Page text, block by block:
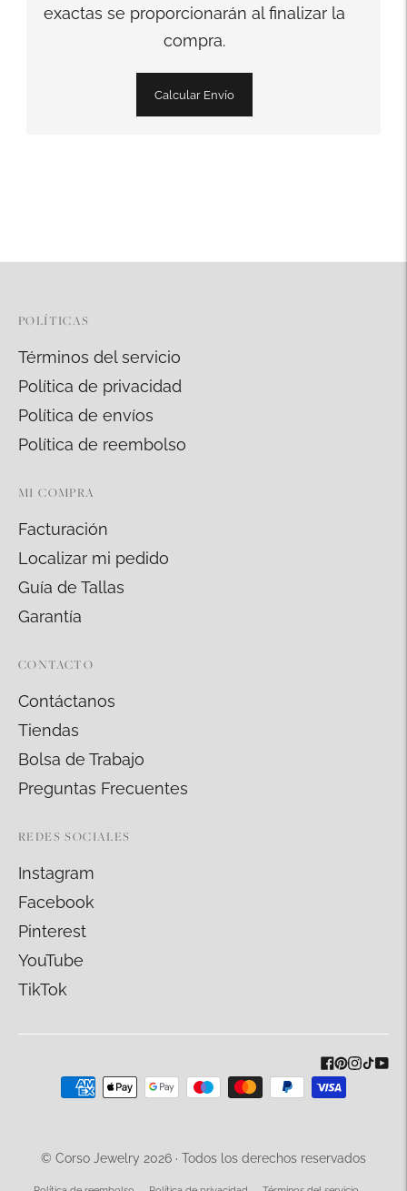
exactas se proporcionarán al finalizar la
compra.
Calcular Envío
POLÍTICAS
Términos del servicio
Política de privacidad
Política de envíos
Política de reembolso
MI COMPRA
Facturación
Localizar mi pedido
Guía de Tallas
Garantía
CONTACTO
Contáctanos
Tiendas
Bolsa de Trabajo
Preguntas Frecuentes
REDES SOCIALES
Instagram
Facebook
Pinterest
YouTube
TikTok
Métodos
aceptados
© Corso Jewelry 2026 · Todos los derechos reservados